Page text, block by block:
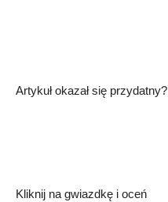
Artykuł okazał się przydatny?
Kliknij na gwiazdkę i oceń